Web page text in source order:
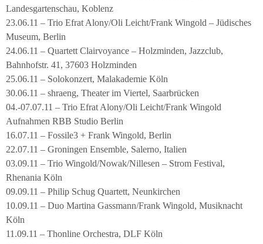
Landesgartenschau, Koblenz
23.06.11 – Trio Efrat Alony/Oli Leicht/Frank Wingold – Jüdisches
Museum, Berlin
24.06.11 – Quartett Clairvoyance – Holzminden, Jazzclub,
Bahnhofstr. 41, 37603 Holzminden
25.06.11 – Solokonzert, Malakademie Köln
30.06.11 – shraeng, Theater im Viertel, Saarbrücken
04.-07.07.11 – Trio Efrat Alony/Oli Leicht/Frank Wingold
Aufnahmen RBB Studio Berlin
16.07.11 – Fossile3 + Frank Wingold, Berlin
22.07.11 – Groningen Ensemble, Salerno, Italien
03.09.11 – Trio Wingold/Nowak/Nillesen – Strom Festival,
Rhenania Köln
09.09.11 – Philip Schug Quartett, Neunkirchen
10.09.11 – Duo Martina Gassmann/Frank Wingold, Musiknacht
Köln
11.09.11 – Thonline Orchestra, DLF Köln